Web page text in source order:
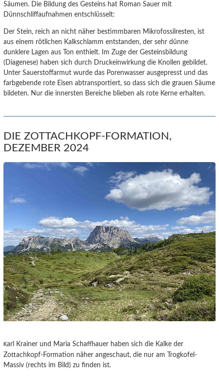
Säumen. Die Bildung des Gesteins hat Roman Sauer mit
Dünnschliffaufnahmen entschlüsselt:
Der Stein, reich an nicht näher bestimmbaren Mikrofossilresten, ist
aus einem rötlichen Kalkschlamm entstanden, der sehr dünne
dunklere Lagen aus Ton enthielt. Im Zuge der Gesteinsbildung
(Diagenese) haben sich durch Druckeinwirkung die Knollen gebildet.
Unter Sauerstoffarmut wurde das Porenwasser ausgepresst und das
farbgebende rote Eisen abtransportiert, so dass sich die grauen Säume
bildeten. Nur die innersten Bereiche blieben als rote Kerne erhalten.
DIE ZOTTACHKOPF-FORMATION,
DEZEMBER 2024
Karl Krainer und Maria Schaffhauer haben sich die Kalke der
Zottachkopf-Formation näher angeschaut, die nur am Trogkofel-
Massiv (rechts im Bild) zu finden ist.